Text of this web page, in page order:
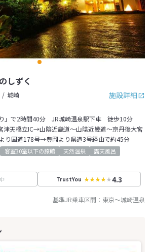
しずく
施設詳細
城崎
」で2時間40分 JR城崎温泉駅下車 徒歩10分
天橋立IC→山陰近畿道～山陰近畿道～京丹後大宮
り国道178号→豊岡より県道3号経由で約45分
客室30室以下の旅館 天然温泉
露天風呂
TrustYou 4.3
基準JR乗車区間： 東京～城崎温泉